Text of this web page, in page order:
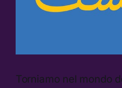
Torniamo nel mondo